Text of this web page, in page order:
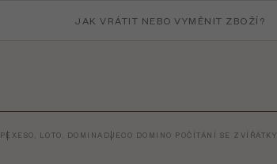
JAK VRÁTIT NEBO VYMĚNIT ZBOŽÍ?
PEXESO, LOTO, DOMINA DJECO DOMINO POČÍTÁNÍ SE ZVÍŘÁTKY